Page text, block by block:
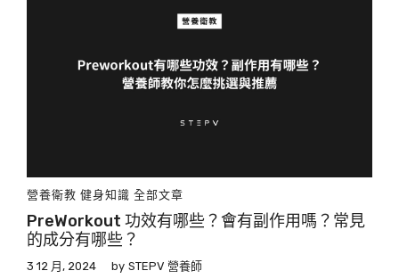
營養衛教 健身知識 全部文章
PreWorkout 功效有哪些？會有副作用嗎？常見
的成分有哪些？
3 12 月, 2024 by STEPV 營養師